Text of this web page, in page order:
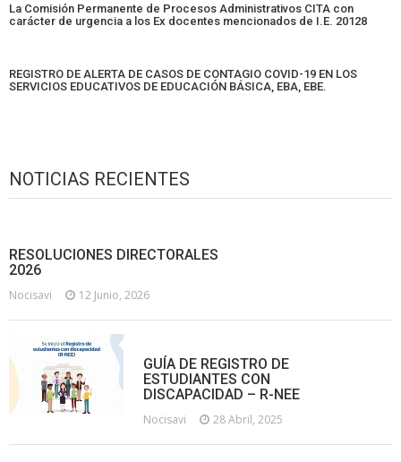
La Comisión Permanente de Procesos Administrativos CITA con
carácter de urgencia a los Ex docentes mencionados de I.E. 20128
REGISTRO DE ALERTA DE CASOS DE CONTAGIO COVID-19 EN LOS
SERVICIOS EDUCATIVOS DE EDUCACIÓN BÁSICA, EBA, EBE.
NOTICIAS RECIENTES
RESOLUCIONES DIRECTORALES
2026
Nocisavi 12 Junio, 2026
GUÍA DE REGISTRO DE
ESTUDIANTES CON
DISCAPACIDAD – R-NEE
Nocisavi 28 Abril, 2025